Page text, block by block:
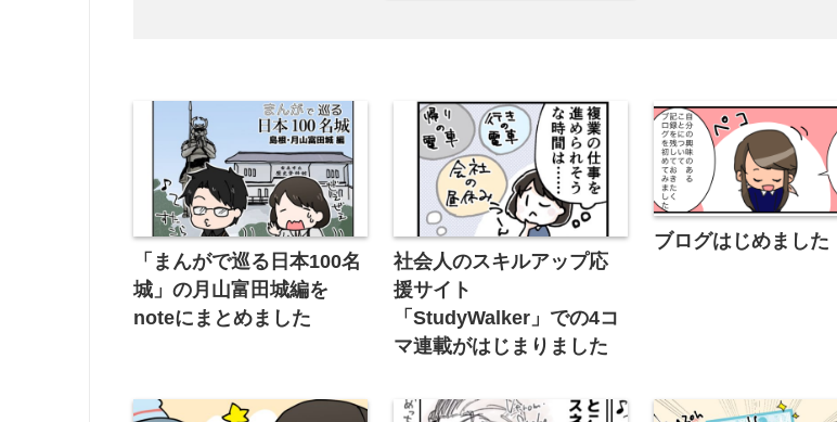
「まんがで巡る日本100名
城」の月山富田城編を
noteにまとめました
社会人のスキルアップ応
援サイト
「StudyWalker」での4コ
マ連載がはじまりました
ブログはじめました